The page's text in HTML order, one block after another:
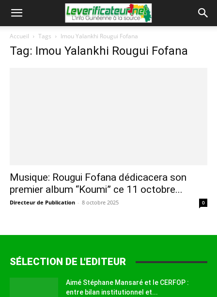
Accueil Tags Imou Yalankhi Rougui Fofana
Tag: Imou Yalankhi Rougui Fofana
Musique: Rougui Fofana dédicacera son
premier album “Koumi” ce 11 octobre...
Directeur de Publication - 8 octobre 2025 0
SÉLECTION DE L'EDITEUR
Aimé Stéphane Mansaré et le CERFOP :
entre bilan institutionnel et...